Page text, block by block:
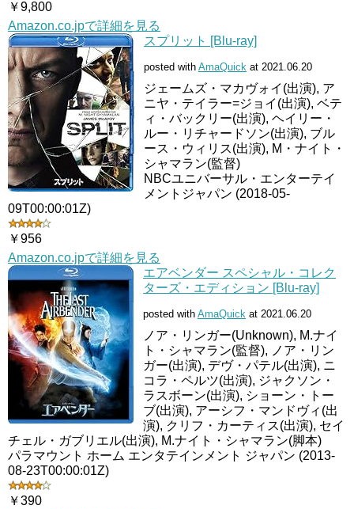
￥9,800
Amazon.co.jpで詳細を見る
スプリット [Blu-ray]
posted with AmaQuick at 2021.06.20
ジェームズ・マカヴォイ(出演), ア
ニヤ・テイラー=ジョイ(出演), ベテ
ィ・バックリー(出演), ヘイリー・
ルー・リチャードソン(出演), ブル
ース・ウィリス(出演), M・ナイト・
シャマラン(監督)
NBCユニバーサル・エンターテイ
メントジャパン (2018-05-
09T00:00:01Z)
￥956
Amazon.co.jpで詳細を見る
エアベンダー スペシャル・コレク
ターズ・エディション [Blu-ray]
posted with AmaQuick at 2021.06.20
ノア・リンガー(Unknown), M.ナイ
ト・シャマラン(監督), ノア・リン
ガー(出演), デヴ・パテル(出演), ニ
コラ・ペルツ(出演), ジャクソン・
ラスボーン(出演), ショーン・トー
ブ(出演), アーシフ・マンドヴィ(出
演), クリフ・カーティス(出演), セイ
チェル・ガブリエル(出演), M.ナイト・シャマラン(脚本)
パラマウント ホーム エンタテインメント ジャパン (2013-
08-23T00:00:01Z)
￥390